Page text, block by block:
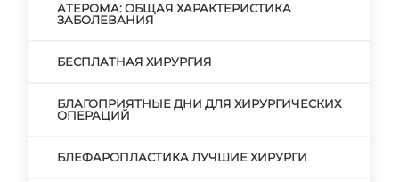
АТЕРОМА: ОБЩАЯ ХАРАКТЕРИСТИКА
ЗАБОЛЕВАНИЯ
БЕСПЛАТНАЯ ХИРУРГИЯ
БЛАГОПРИЯТНЫЕ ДНИ ДЛЯ ХИРУРГИЧЕСКИХ
ОПЕРАЦИЙ
БЛЕФАРОПЛАСТИКА ЛУЧШИЕ ХИРУРГИ